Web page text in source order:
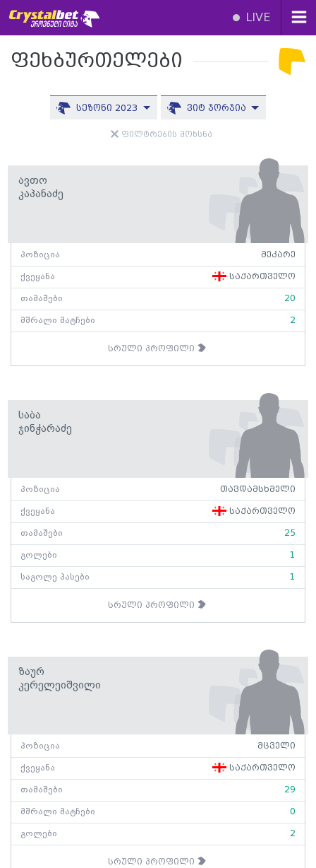
LIVE
ფეხბურთელები
სეზონი 2023 ვიტ ჯორჯია
ფილტრების მოხსნა
Ავთო
Კაპანაძე
პოზიცია მეკარე
ქვეყანა საქართველო
თამაშები 20
მშრალი მატჩები 2
სრული პროფილი
Საბა
Ჯინჭარაძე
პოზიცია თავდამსხმელი
ქვეყანა საქართველო
თამაშები 25
გოლები 1
საგოლე პასები 1
სრული პროფილი
Ზაურ
Კერელეიშვილი
პოზიცია მცველი
ქვეყანა საქართველო
თამაშები 29
მშრალი მატჩები 0
გოლები 2
სრული პროფილი